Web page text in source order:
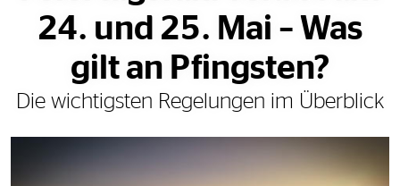
24. und 25. Mai – Was
gilt an Pfingsten?
Die wichtigsten Regelungen im Überblick